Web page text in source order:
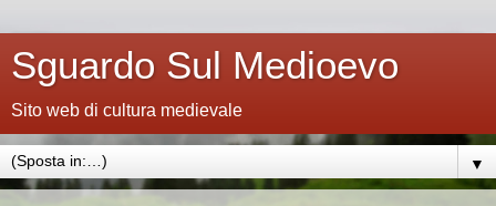
Sguardo Sul Medioevo
Sito web di cultura medievale
▼